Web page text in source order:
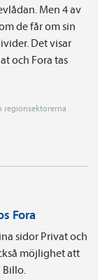
Men 4 av
de får om sin
Det visar
och Fora tas
regionsektorerna
Fora
sidor Privat och
möjlighet att